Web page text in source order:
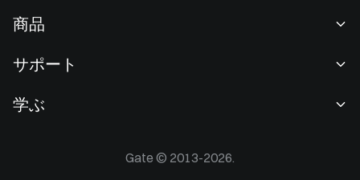
ニュースルーム
F1 Oracle Red Bull Racing 公式スポンサー
商品
現物取引
サポート
学ぶ
Gate © 2013-2026.